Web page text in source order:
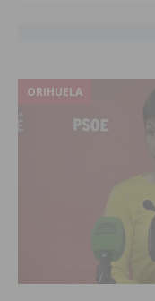
ORIHUELA